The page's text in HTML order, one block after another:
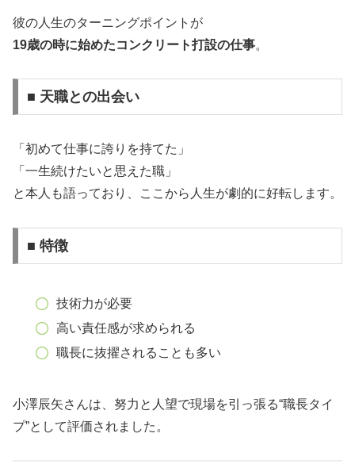
彼の人生のターニングポイントが
19歳の時に始めたコンクリート打設の仕事。
■ 天職との出会い
「初めて仕事に誇りを持てた」
「一生続けたいと思えた職」
と本人も語っており、ここから人生が劇的に好転します。
■ 特徴
技術力が必要
高い責任感が求められる
職長に抜擢されることも多い
小澤辰矢さんは、努力と人望で現場を引っ張る“職長タイ
プ”として評価されました。